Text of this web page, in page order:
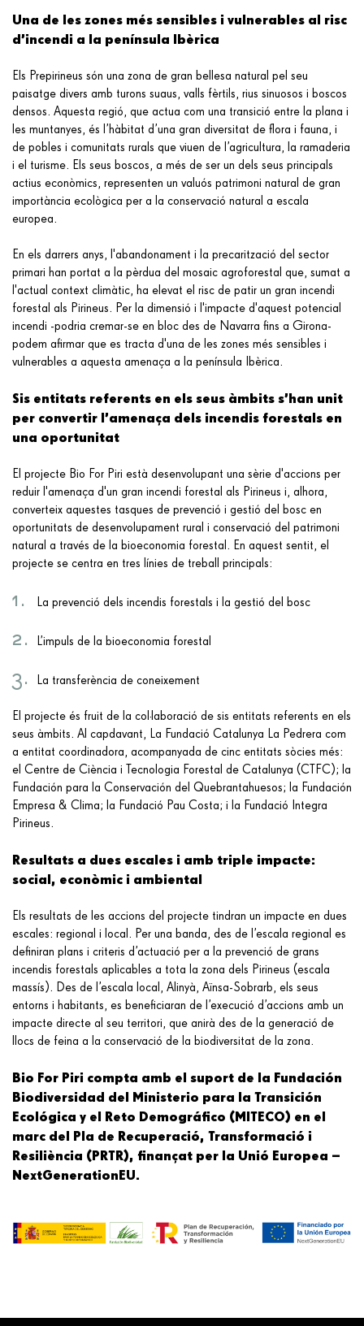
Una de les zones més sensibles i vulnerables al risc
d’incendi a la península Ibèrica
Els Prepirineus són una zona de gran bellesa natural pel seu
paisatge divers amb turons suaus, valls fèrtils, rius sinuosos i boscos
densos. Aquesta regió, que actua com una transició entre la plana i
les muntanyes, és l’hàbitat d’una gran diversitat de flora i fauna, i
de pobles i comunitats rurals que viuen de l’agricultura, la ramaderia
i el turisme. Els seus boscos, a més de ser un dels seus principals
actius econòmics, representen un valuós patrimoni natural de gran
importància ecològica per a la conservació natural a escala
europea.
En els darrers anys, l'abandonament i la precarització del sector
primari han portat a la pèrdua del mosaic agroforestal que, sumat a
l'actual context climàtic, ha elevat el risc de patir un gran incendi
forestal als Pirineus. Per la dimensió i l'impacte d'aquest potencial
incendi -podria cremar-se en bloc des de Navarra fins a Girona-
podem afirmar que es tracta d'una de les zones més sensibles i
vulnerables a aquesta amenaça a la península Ibèrica.
Sis entitats referents en els seus àmbits s’han unit
per convertir l’amenaça dels incendis forestals en
una oportunitat
El projecte Bio For Piri està desenvolupant una sèrie d'accions per
reduir l'amenaça d'un gran incendi forestal als Pirineus i, alhora,
converteix aquestes tasques de prevenció i gestió del bosc en
oportunitats de desenvolupament rural i conservació del patrimoni
natural a través de la bioeconomia forestal. En aquest sentit, el
projecte se centra en tres línies de treball principals:
La prevenció dels incendis forestals i la gestió del bosc
L’impuls de la bioeconomia forestal
La transferència de coneixement
El projecte és fruit de la col·laboració de sis entitats referents en els
seus àmbits. Al capdavant, La Fundació Catalunya La Pedrera com
a entitat coordinadora, acompanyada de cinc entitats sòcies més:
el Centre de Ciència i Tecnologia Forestal de Catalunya (CTFC); la
Fundación para la Conservación del Quebrantahuesos; la Fundación
Empresa & Clima; la Fundació Pau Costa; i la Fundació Integra
Pirineus.
Resultats a dues escales i amb triple impacte:
social, econòmic i ambiental
Els resultats de les accions del projecte tindran un impacte en dues
escales: regional i local. Per una banda, des de l’escala regional es
definiran plans i criteris d’actuació per a la prevenció de grans
incendis forestals aplicables a tota la zona dels Pirineus (escala
massís). Des de l’escala local, Alinyà, Aïnsa-Sobrarb, els seus
entorns i habitants, es beneficiaran de l’execució d’accions amb un
impacte directe al seu territori, que anirà des de la generació de
llocs de feina a la conservació de la biodiversitat de la zona.
Bio For Piri compta amb el suport de la Fundación
Biodiversidad del Ministerio para la Transición
Ecológica y el Reto Demográfico (MITECO) en el
marc del Pla de Recuperació, Transformació i
Resiliència (PRTR), finançat per la Unió Europea –
NextGenerationEU.